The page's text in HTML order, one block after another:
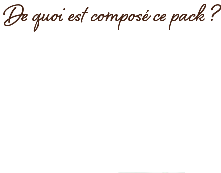
De quoi est composé ce pack ?